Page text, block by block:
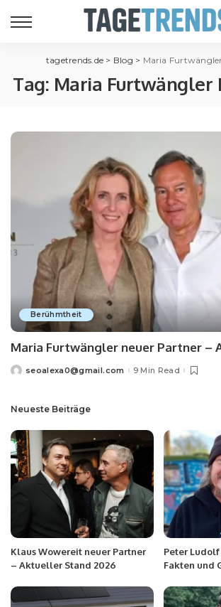
tagetrends.de > Blog > Maria
Tag: Maria Furtwängler
Berühmtheit
Maria Furtwängler neuer Partner –
seoalexa0@gmail.com 9 Min Read
Neueste Beiträge
Klaus Wowereit neuer Partner
– Aktueller Stand 2026
Peter
Fakten und